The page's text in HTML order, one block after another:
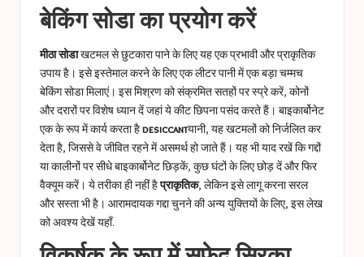
बेकिंग सोडा का प्रयोग करें
मीठा सोडाखटमल से छुटकारा पाने के लिए यह एक प्रभावी और प्राकृतिक
उपाय है। इसे इस्तेमाल करने के लिए एक लीटर पानी में एक बड़ा चम्मच
बेकिंग सोडा मिलाएं। इस मिश्रण को संक्रमित सतहों पर स्प्रे करें, कोनों
और दरारों पर विशेष ध्यान दें जहां ये कीट छिपना पसंद करते हैं। बाइकार्बोनेट
एक के रूप में कार्य करता हैdesiccantयानी, यह खटमलों को निर्जलित कर
देता है, जिससे वे जीवित रहने में असमर्थ हो जाते हैं। यह भी याद रखें कि गद्दों
या कालीनों पर सीधे बाइकार्बोनेट छिड़कें, कुछ घंटों के लिए छोड़ दें और फिर
वैक्यूम करें। ये तरीका ही नहीं हैप्राकृतिक, लेकिन इसे लागू करना सरल
और सस्ता भी है। आरामदायक गद्दा चुनने की अन्य युक्तियों के लिए, इस लेख
को अवश्य देखेंयहाँ.